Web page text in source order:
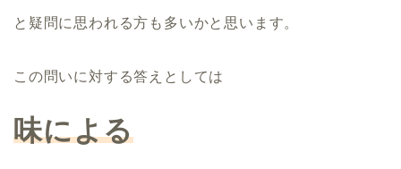
と疑問に思われる方も多いかと思います。
この問いに対する答えとしては
味による